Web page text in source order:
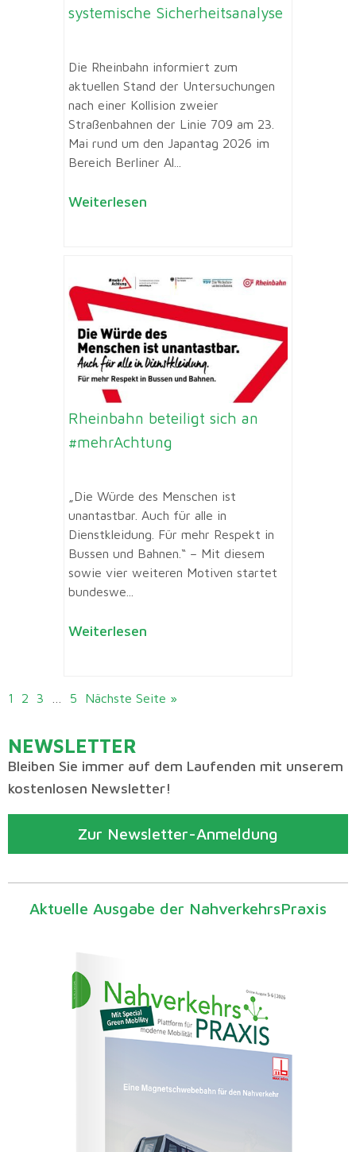
systemische Sicherheitsanalyse
Die Rheinbahn informiert zum
aktuellen Stand der Untersuchungen
nach einer Kollision zweier
Straßenbahnen der Linie 709 am 23.
Mai rund um den Japantag 2026 im
Bereich Berliner Al...
Weiterlesen
Rheinbahn beteiligt sich an
#mehrAchtung
„Die Würde des Menschen ist
unantastbar. Auch für alle in
Dienstkleidung. Für mehr Respekt in
Bussen und Bahnen.“ – Mit diesem
sowie vier weiteren Motiven startet
bundeswe...
Weiterlesen
1 2 3 5 Nächste Seite »
NEWSLETTER
Bleiben Sie immer auf dem Laufenden mit unserem
kostenlosen Newsletter!
Zur Newsletter-Anmeldung
Aktuelle Ausgabe der NahverkehrsPraxis